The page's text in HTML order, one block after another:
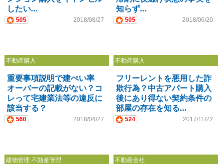
したい…
505 2018/08/27
知らず…
505 2018/06/20
不動産購入
重要事項説明で建ぺい率
オーバーの記載がない？コ
レって宅建業法等の違反に
該当する？
560 2018/04/27
不動産購入
フリーレントを悪用した詐
欺行為？中古アパート購入
後にあり得ない契約条件の
部屋の存在を知る…
524 2017/11/22
建物管理 不動産管理 不動産会社